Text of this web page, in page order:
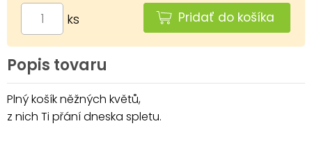
ks Pridať do košíka
Popis tovaru
Plný košík něžných květů,
z nich Ti přání dneska spletu.